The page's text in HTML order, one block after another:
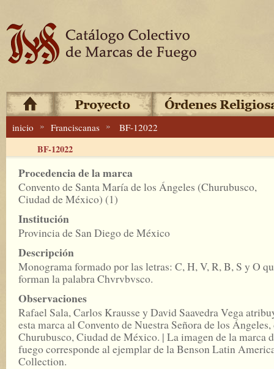
inicio » Franciscanas » BF-12022
BF-12022
Procedencia de la marca
Convento de Santa María de los Ángeles (Churubusco,
Ciudad de México) (1)
Institución
Provincia de San Diego de México
Descripción
Monograma formado por las letras: C, H, V, R, B, S y O
forman la palabra Chvrvbvsco.
Observaciones
Rafael Sala, Carlos Krausse y David Saavedra Vega
esta marca al Convento de Nuestra Señora de los Ángeles,
Churubusco, Ciudad de México. | La imagen de la marca
fuego corresponde al ejemplar de la Benson Latin
Collection.